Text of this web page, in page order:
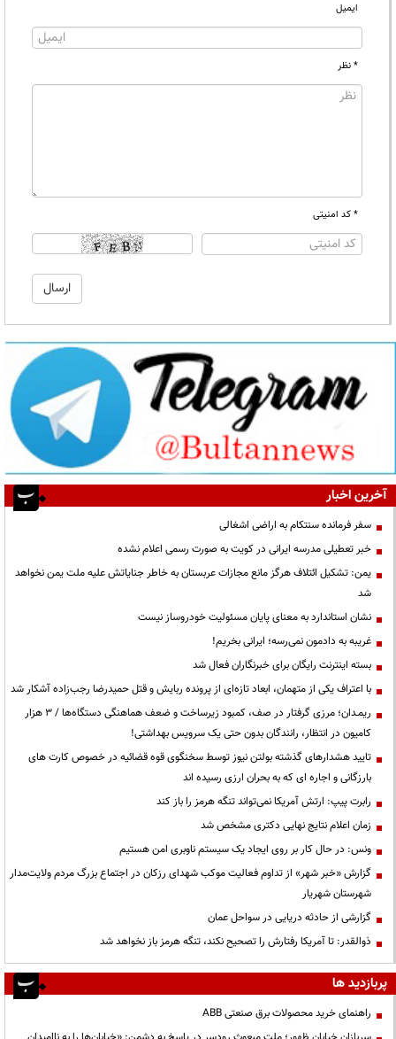
ایمیل
* نظر
* کد امنیتی
آخرین اخبار
سفر فرمانده سنتکام به اراضی اشغالی
خبر تعطیلی مدرسه ایرانی در کویت به صورت رسمی اعلام نشده
یمن: تشکیل ائتلاف هرگز مانع مجازات عربستان به خاطر جنایاتش علیه ملت یمن نخواهد
شد
نشان استاندارد به معنای پایان مسئولیت خودروساز نیست
غریبه به دادمون نمی‌رسه؛ ایرانی بخریم!
بسته اینترنت رایگان برای خبرنگاران فعال شد
با اعتراف یکی از متهمان، ابعاد تازه‌ای از پرونده ربایش و قتل حمیدرضا رجب‌زاده آشکار شد
ریمـدان؛ مرزی گرفتار در صف، کمبود زیرساخت و ضعف هماهنگی دستگاه‌ها / ۳ هزار
کامیون در انتظار، رانندگان بدون حتی یک سرویس بهداشتی!
تایید هشدارهای گذشته بولتن نیوز توسط سخنگوی قوه قضائیه در خصوص کارت های
بارزگانی و اجاره ای که به بحران ارزی رسیده اند
رابرت پیپ: ارتش آمریکا نمی‌تواند تنگه هرمز را باز کند
زمان اعلام نتایج نهایی دکتری مشخص شد
ونس: در حال کار بر روی ایجاد یک سیستم ناوبری امن هستیم
گزارش «خبر شهر» از تداوم فعالیت موکب شهدای رزکان در اجتماع بزرگ مردم ولایت‌مدار
شهرستان شهریار
گزارشی از حادثه دریایی در سواحل عمان
ذوالقدر: تا آمریکا رفتارش را تصحیح نکند، تنگه هرمز باز نخواهد شد
پربازدید ها
راهنمای خرید محصولات برق صنعتی ABB